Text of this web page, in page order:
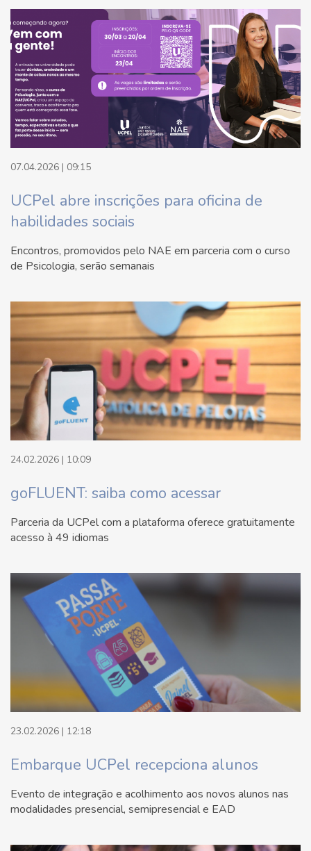
07.04.2026 | 09:15
UCPel abre inscrições para oficina de
habilidades sociais
Encontros, promovidos pelo NAE em parceria com o curso
de Psicologia, serão semanais
24.02.2026 | 10:09
goFLUENT: saiba como acessar
Parceria da UCPel com a plataforma oferece gratuitamente
acesso à 49 idiomas
23.02.2026 | 12:18
Embarque UCPel recepciona alunos
Evento de integração e acolhimento aos novos alunos nas
modalidades presencial, semipresencial e EAD